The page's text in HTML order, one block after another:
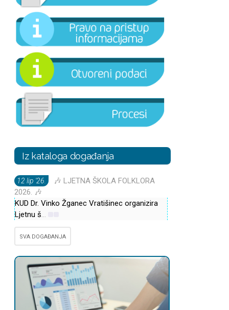
Iz kataloga događanja
12 lip '26.
🎶 LJETNA ŠKOLA FOLKLORA
2026. 🎶
KUD Dr. Vinko Žganec Vratišinec organizira
Ljetnu š...
SVA DOGAĐANJA